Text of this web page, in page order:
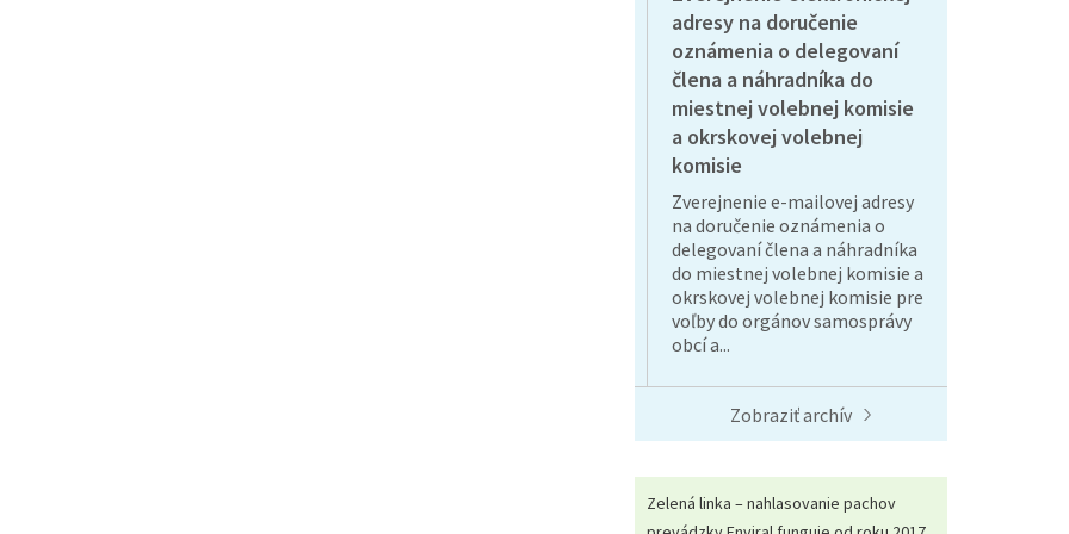
adresy na doručenie
oznámenia o delegovaní
člena a náhradníka do
miestnej volebnej komisie
a okrskovej volebnej
komisie
Zverejnenie e-mailovej adresy
na doručenie oznámenia o
delegovaní člena a náhradníka
do miestnej volebnej komisie a
okrskovej volebnej komisie pre
voľby do orgánov samosprávy
obcí a...
Zobraziť archív
Zelená linka – nahlasovanie pachov